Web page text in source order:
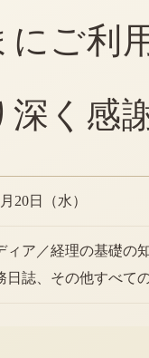
にご利
深く感
20日（水）
ィア／経理の基礎の
日誌、その他すべて